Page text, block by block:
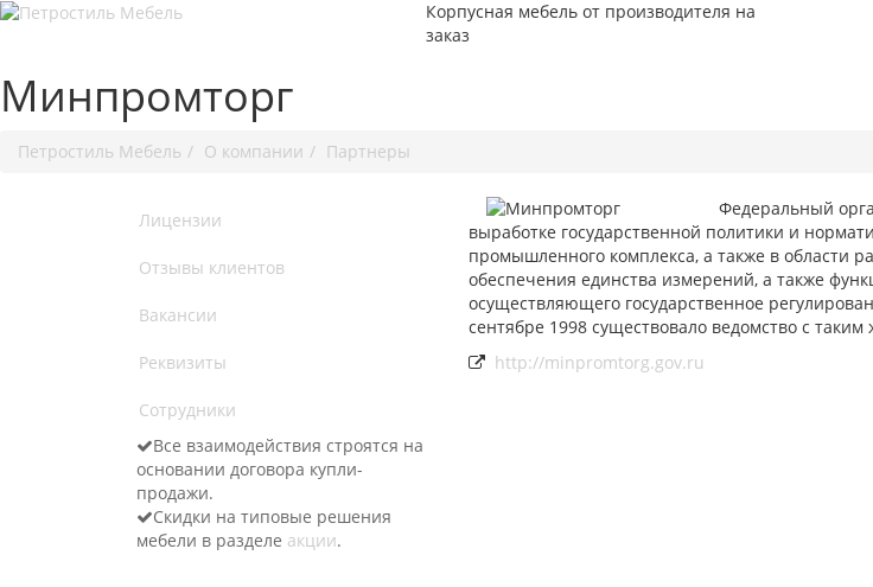
Корпусная мебель от производителя на
заказ
Минпромторг
Петростиль Мебель О компании Партнеры
Лицензии
Отзывы клиентов
Вакансии
Реквизиты
Сотрудники
Все взаимодействия строятся на
основании договора купли-
продажи.
Скидки на типовые решения
мебели в разделе акции.
Федеральный
выработке государственной политики и
промышленного комплекса, а также в области
обеспечения единства измерений, а также
осуществляющего государственное
сентябре 1998 существовало ведомство с
http://minpromtorg.gov.ru